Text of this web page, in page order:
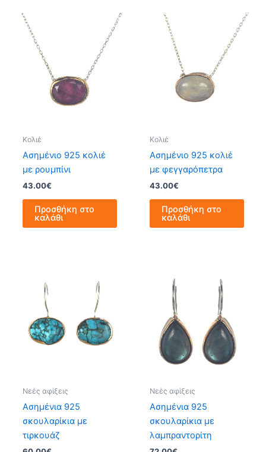
Κολιέ
Ασημένιο 925 κολιέ
με ρουμπίνι
43.00€
Προσθήκη στο
καλάθι
Κολιέ
Ασημένιο 925 κολιέ
με φεγγαρόπετρα
43.00€
Προσθήκη στο
καλάθι
Νεές αφίξεις
Ασημένια 925
σκουλαρίκια με
τιρκουάζ
Νεές αφίξεις
Ασημένια 925
σκουλαρίκια με
λαμπραντορίτη